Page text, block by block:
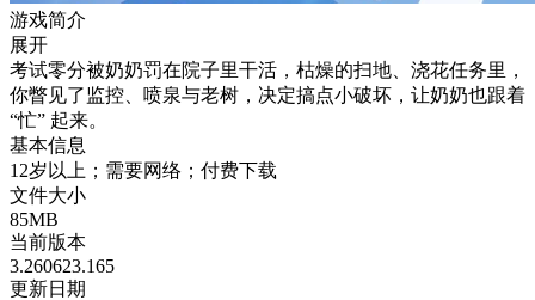
游戏简介
展开
考试零分被奶奶罚在院子里干活，枯燥的扫地、浇花任务里，
你瞥见了监控、喷泉与老树，决定搞点小破坏，让奶奶也跟着
“忙” 起来。
基本信息
12岁以上；需要网络；付费下载
文件大小
85MB
当前版本
3.260623.165
更新日期